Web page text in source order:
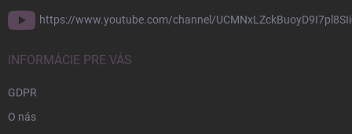
https://www.youtube.com/channel/
INFORMÁCIE PRE VÁS
GDPR
O nás